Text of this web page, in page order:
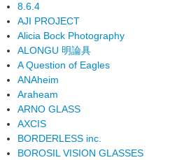
8.6.4
AJI PROJECT
Alicia Bock Photography
ALONGU 明論具
A Question of Eagles
ANAheim
Araheam
ARNO GLASS
AXCIS
BORDERLESS inc.
BOROSIL VISION GLASSES